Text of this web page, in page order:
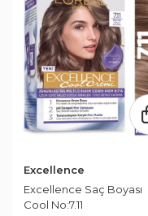
Excellence
Excellence Saç Boyası
Cool No:7.11